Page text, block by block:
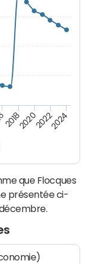
2018202020222024
que Flocques
présentée ci-